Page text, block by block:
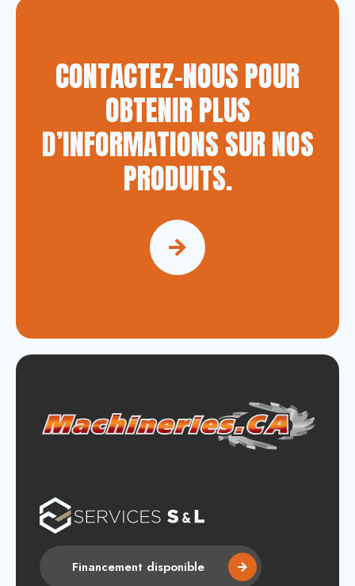
CONTACTEZ-NOUS POUR
OBTENIR PLUS
D’INFORMATIONS SUR NOS
PRODUITS.
Financement disponible